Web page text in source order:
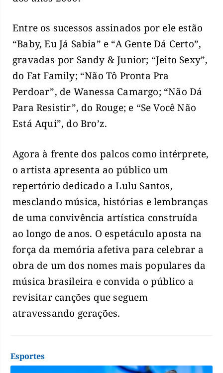
Entre os sucessos assinados por ele estão
“Baby, Eu Já Sabia” e “A Gente Dá Certo”,
gravadas por Sandy & Junior; “Jeito Sexy”,
do Fat Family; “Não Tô Pronta Pra
Perdoar”, de Wanessa Camargo; “Não Dá
Para Resistir”, do Rouge; e “Se Você Não
Está Aqui”, do Bro’z.
Agora à frente dos palcos como intérprete,
o artista apresenta ao público um
repertório dedicado a Lulu Santos,
mesclando música, histórias e lembranças
de uma convivência artística construída
ao longo de anos. O espetáculo aposta na
força da memória afetiva para celebrar a
obra de um dos nomes mais populares da
música brasileira e convida o público a
revisitar canções que seguem
atravessando gerações.
Esportes